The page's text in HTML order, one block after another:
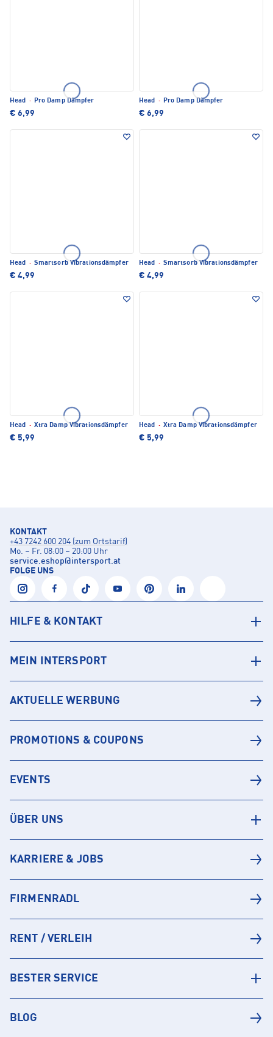
Head · Pro Damp Dämpfer
€ 6,99
Head · Pro Damp Dämpfer
€ 6,99
Head · Smartsorb Vibrationsdämpfer
€ 4,99
Head · Smartsorb Vibrationsdämpfer
€ 4,99
Head · Xtra Damp Vibrationsdämpfer
€ 5,99
Head · Xtra Damp Vibrationsdämpfer
€ 5,99
KONTAKT
+43 7242 600 204 (zum Ortstarif)
Mo. – Fr. 08:00 – 20:00 Uhr
service.eshop@intersport.at
FOLGE UNS
HILFE & KONTAKT
MEIN INTERSPORT
AKTUELLE WERBUNG
PROMOTIONS & COUPONS
EVENTS
ÜBER UNS
KARRIERE & JOBS
FIRMENRADL
RENT / VERLEIH
BESTER SERVICE
BLOG